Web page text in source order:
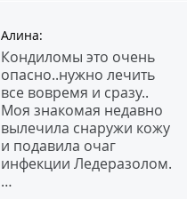
Алина:
Кондиломы это очень
опасно..нужно лечить
все вовремя и сразу..
Моя знакомая недавно
вылечила снаружи кожу
и подавила очаг
инфекции Ледеразолом.
…